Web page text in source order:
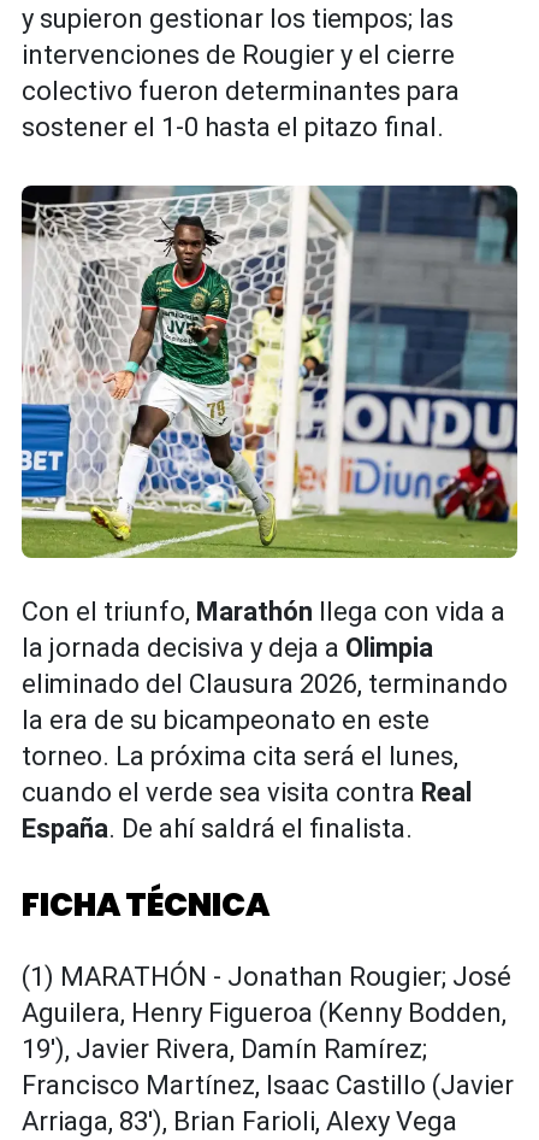
y supieron gestionar los tiempos; las
intervenciones de Rougier y el cierre
colectivo fueron determinantes para
sostener el 1-0 hasta el pitazo final.
Con el triunfo, Marathón
llega con vida a
la jornada decisiva y deja a Olimpia
eliminado del Clausura 2026, terminando
la era de su bicampeonato en este
torneo. La próxima cita será el lunes,
cuando el verde sea visita contra Real
España. De ahí saldrá el finalista.
FICHA TÉCNICA
(1) MARATHÓN - Jonathan Rougier; José
Aguilera, Henry Figueroa (Kenny Bodden,
19'), Javier Rivera, Damín Ramírez;
Francisco Martínez, Isaac Castillo (Javier
Arriaga, 83'), Brian Farioli, Alexy Vega